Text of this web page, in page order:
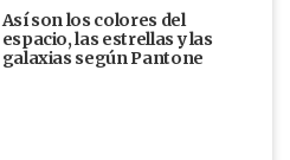
Así son los colores del
espacio, las estrellas y las
galaxias según Pantone